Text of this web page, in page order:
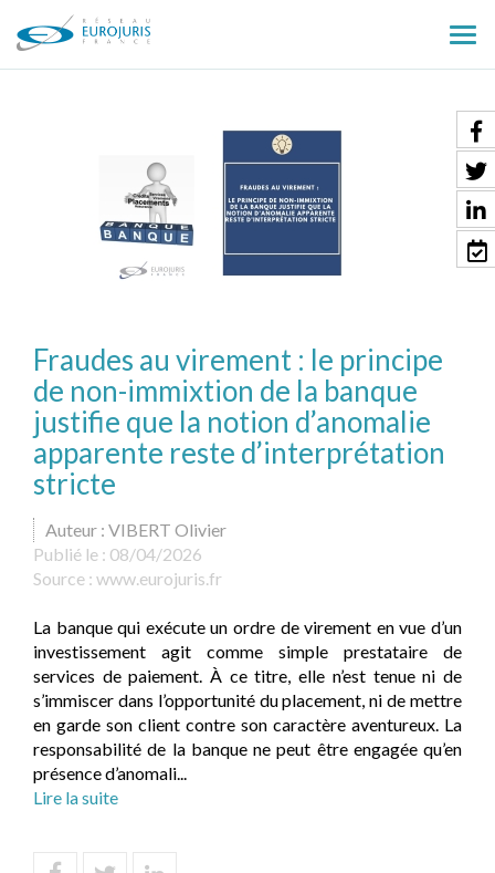
le
Fraudes au virement : le principe
de non-immixtion de la banque
justifie que la notion d’anomalie
apparente reste d’interprétation
stricte
Auteur : VIBERT Olivier
Publié le : 08/04/2026
Source : www.eurojuris.fr
La banque qui exécute un ordre de virement en vue d’un
investissement agit comme simple prestataire de
services de paiement. À ce titre, elle n’est tenue ni de
s’immiscer dans l’opportunité du placement, ni de mettre
en garde son client contre son caractère aventureux. La
responsabilité de la banque ne peut être engagée qu’en
présence d’anomali...
Lire la suite